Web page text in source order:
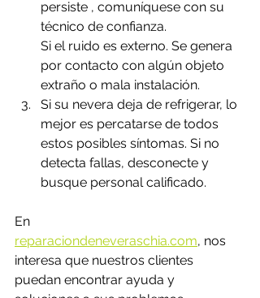
persiste , comuníquese con su
técnico de confianza.
Si el ruido es externo. Se genera
por contacto con algún objeto
extraño o mala instalación.
Si su nevera deja de refrigerar, lo
mejor es percatarse de todos
estos posibles síntomas. Si no
detecta fallas, desconecte y
busque personal calificado.
En
reparaciondeneveraschia.com, nos
interesa que nuestros clientes
puedan encontrar ayuda y